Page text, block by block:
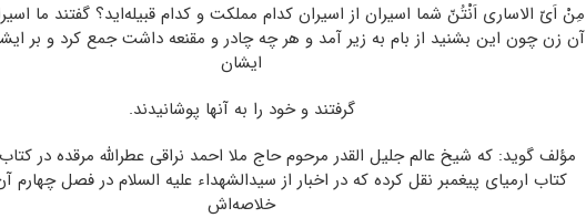
مِنْ اَیّ الاساری اَنْتُنّ شما اسیران از اسیران کدام مملکت و کدام قبیله‌اید؟ گفتند ما
آن زن چون این بشنید از بام به زیر آمد و هر چه چادر و مقنعه داشت جمع کرد و بر
ایشان
گرفتند و خود را به آنها پوشانیدند.
مؤلف گوید: که شیخ عالم جلیل القدر مرحوم حاج ملا احمد نراقی عطرالله مرقده در
کتاب ارمیای پیغمبر نقل کرده که در اخبار از سیدالشهداء علیه السلام در فصل چهارم
خلاصه‌اش